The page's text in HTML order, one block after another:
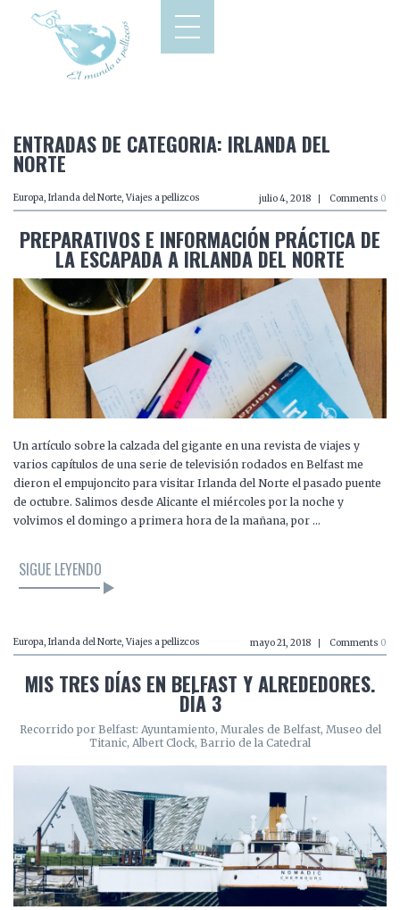
ENTRADAS DE CATEGORIA: IRLANDA DEL
NORTE
Europa, Irlanda del Norte, Viajes a pellizcos julio 4, 2018 Comments 0
PREPARATIVOS E INFORMACIÓN PRÁCTICA DE
LA ESCAPADA A IRLANDA DEL NORTE
Un artículo sobre la calzada del gigante en una revista de viajes y
varios capítulos de una serie de televisión rodados en Belfast me
dieron el empujoncito para visitar Irlanda del Norte el pasado puente
de octubre. Salimos desde Alicante el miércoles por la noche y
volvimos el domingo a primera hora de la mañana, por …
SIGUE LEYENDO
Europa, Irlanda del Norte, Viajes a pellizcos mayo 21, 2018 Comments 0
MIS TRES DÍAS EN BELFAST Y ALREDEDORES.
DÍA 3
Recorrido por Belfast: Ayuntamiento, Murales de Belfast, Museo del
Titanic, Albert Clock, Barrio de la Catedral